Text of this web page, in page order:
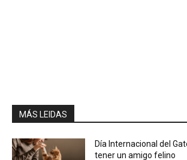
MÁS LEIDAS
Día Internacional del
tener un amigo felino